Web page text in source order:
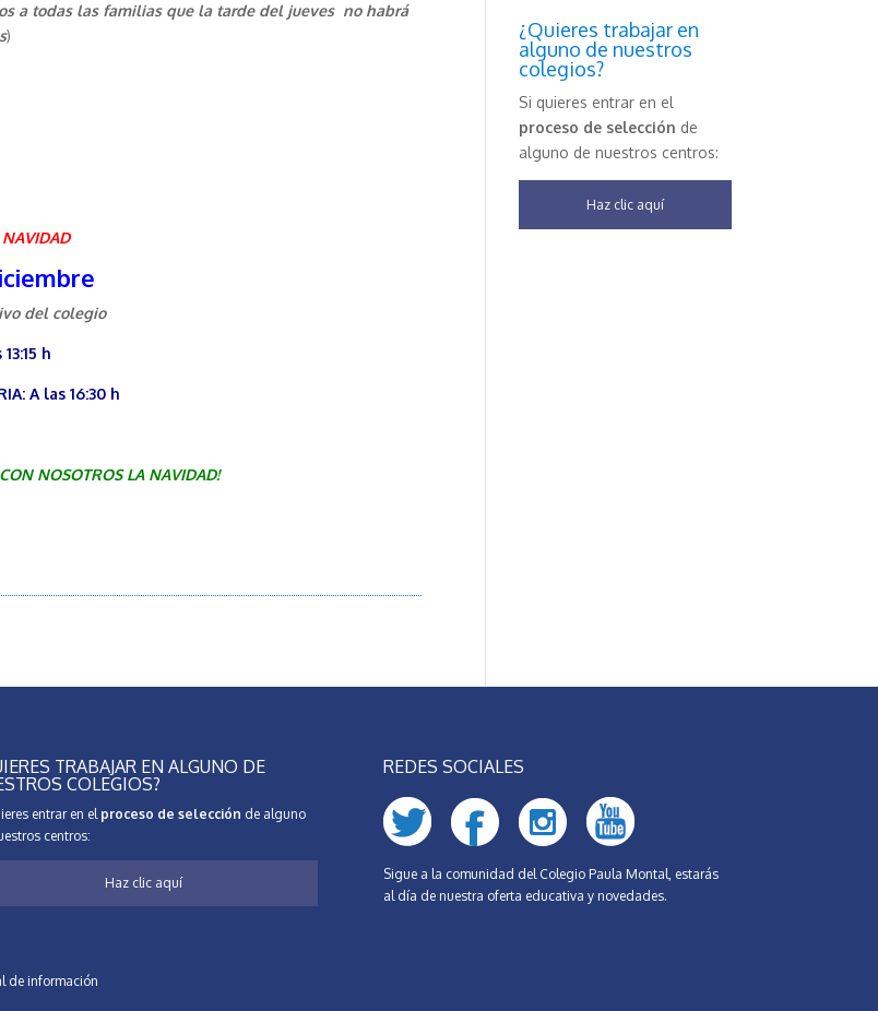
a todas las familias que la tarde del jueves no habrá
)
NAVIDAD
del colegio
h
A las 16:30 h
NOSOTROS LA NAVIDAD!
¿Quieres trabajar en
alguno de nuestros
colegios?
Si quieres entrar en el
proceso de selección de
alguno de nuestros centros:
Haz clic aquí
TRABAJAR EN ALGUNO DE
COLEGIOS?
entrar en el proceso de selección de alguno
centros:
Haz clic aquí
de información
REDES SOCIALES
Sigue a la comunidad del Colegio Paula Montal, estarás
al día de nuestra oferta educativa y novedades.